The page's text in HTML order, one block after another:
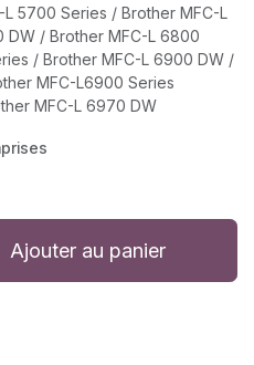
5700 Series / Brother MFC-L
DW / Brother MFC-L 6800
/ Brother MFC-L 6900 DW /
MFC-L6900 Series
MFC-L 6970 DW
Ajouter au panier